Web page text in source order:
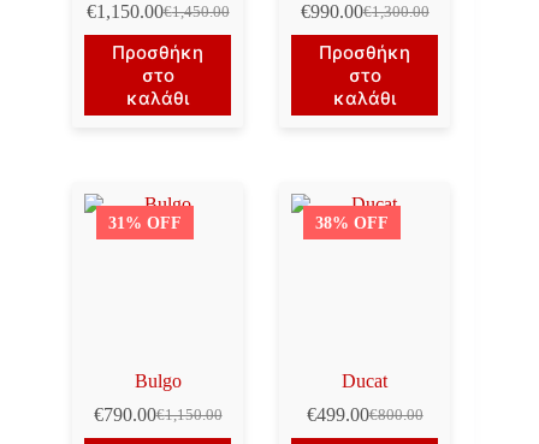
€1,450.00
Original
price
was:
€1,450.00.
€1,150.00Η
τρέχουσα
τιμή
είναι:
€1,150.00.
Προσθήκη
στο
καλάθι
€1,300.00
Original
price
was:
€1,300.00.
€990.00Η
τρέχουσα
τιμή
είναι:
€990.00.
Προσθήκη
στο
καλάθι
31% OFF
Bulgo
€1,150.00
Original
€790.00Η
38% OFF
Ducat
€800.00
Original
€499.00Η